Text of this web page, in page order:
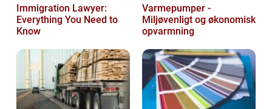
Immigration Lawyer:
Everything You Need to
Know
Varmepumper -
Miljøvenligt og økonomisk
opvarmning